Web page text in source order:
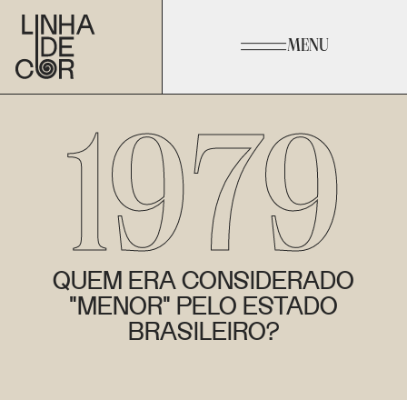
MENU
1979
QUEM ERA CONSIDERADO
"MENOR" PELO ESTADO
BRASILEIRO?